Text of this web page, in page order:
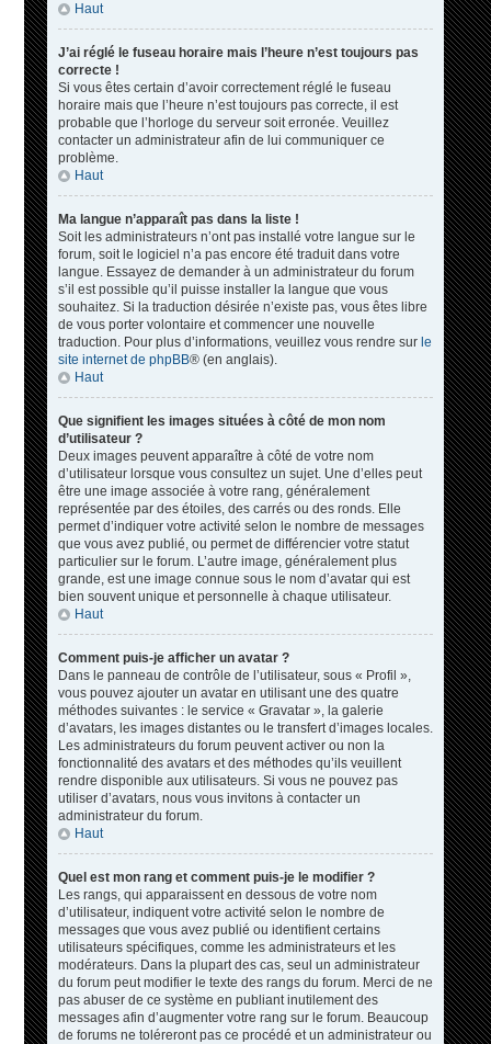
Haut
J’ai réglé le fuseau horaire mais l’heure n’est toujours pas
correcte !
Si vous êtes certain d’avoir correctement réglé le fuseau
horaire mais que l’heure n’est toujours pas correcte, il est
probable que l’horloge du serveur soit erronée. Veuillez
contacter un administrateur afin de lui communiquer ce
problème.
Haut
Ma langue n’apparaît pas dans la liste !
Soit les administrateurs n’ont pas installé votre langue sur le
forum, soit le logiciel n’a pas encore été traduit dans votre
langue. Essayez de demander à un administrateur du forum
s’il est possible qu’il puisse installer la langue que vous
souhaitez. Si la traduction désirée n’existe pas, vous êtes libre
de vous porter volontaire et commencer une nouvelle
traduction. Pour plus d’informations, veuillez vous rendre sur le
site internet de phpBB® (en anglais).
Haut
Que signifient les images situées à côté de mon nom
d’utilisateur ?
Deux images peuvent apparaître à côté de votre nom
d’utilisateur lorsque vous consultez un sujet. Une d’elles peut
être une image associée à votre rang, généralement
représentée par des étoiles, des carrés ou des ronds. Elle
permet d’indiquer votre activité selon le nombre de messages
que vous avez publié, ou permet de différencier votre statut
particulier sur le forum. L’autre image, généralement plus
grande, est une image connue sous le nom d’avatar qui est
bien souvent unique et personnelle à chaque utilisateur.
Haut
Comment puis-je afficher un avatar ?
Dans le panneau de contrôle de l’utilisateur, sous « Profil »,
vous pouvez ajouter un avatar en utilisant une des quatre
méthodes suivantes : le service « Gravatar », la galerie
d’avatars, les images distantes ou le transfert d’images locales.
Les administrateurs du forum peuvent activer ou non la
fonctionnalité des avatars et des méthodes qu’ils veuillent
rendre disponible aux utilisateurs. Si vous ne pouvez pas
utiliser d’avatars, nous vous invitons à contacter un
administrateur du forum.
Haut
Quel est mon rang et comment puis-je le modifier ?
Les rangs, qui apparaissent en dessous de votre nom
d’utilisateur, indiquent votre activité selon le nombre de
messages que vous avez publié ou identifient certains
utilisateurs spécifiques, comme les administrateurs et les
modérateurs. Dans la plupart des cas, seul un administrateur
du forum peut modifier le texte des rangs du forum. Merci de ne
pas abuser de ce système en publiant inutilement des
messages afin d’augmenter votre rang sur le forum. Beaucoup
de forums ne toléreront pas ce procédé et un administrateur ou